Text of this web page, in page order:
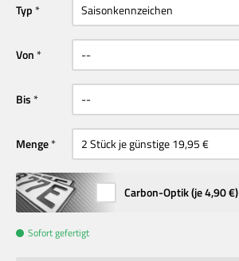
Typ
Von
Bis
Menge
Carbon-Optik (je4,90 €)
Sofort gefertigt